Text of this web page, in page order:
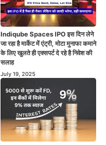
Indiqube Spaces IPO इस दिन लेने
जा रहा है मार्केट में एंट्री, मोटा मुनाफा कमाने
के लिए खुलते ही एक्सपर्ट दे रहे है निवेश की
सलाह
July 19, 2025